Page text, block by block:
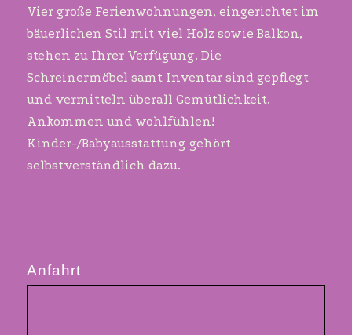
Vier große Ferienwohnungen, eingerichtet im
bäuerlichen Stil mit viel Holz sowie Balkon,
stehen zu Ihrer Verfügung. Die
Schreinermöbel samt Inventar sind gepflegt
und vermitteln überall Gemütlichkeit.
Ankommen und wohlfühlen!
Kinder-/Babyausstattung gehört
selbstverständlich dazu.
Anfahrt